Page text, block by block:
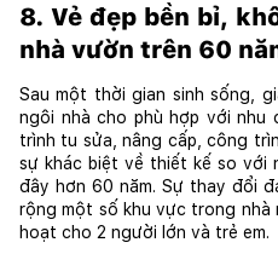
8. Vẻ đẹp bền bỉ,
nhà vườn trên 60
Sau một thời gian sinh sống,
ngôi nhà cho phù hợp với nhu
trình tu sửa, nâng cấp, công
sự khác biệt về thiết kế so với
đây hơn 60 năm. Sự thay đổi
rộng một số khu vực trong nhà
hoạt cho 2 người lớn và trẻ em.